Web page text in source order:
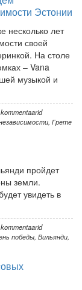
Эстонии
несколько лет
своей
На столе
– Vana
музыкой и
, Грете
пройдет
земли.
увидеть в
победы, Вильянди,